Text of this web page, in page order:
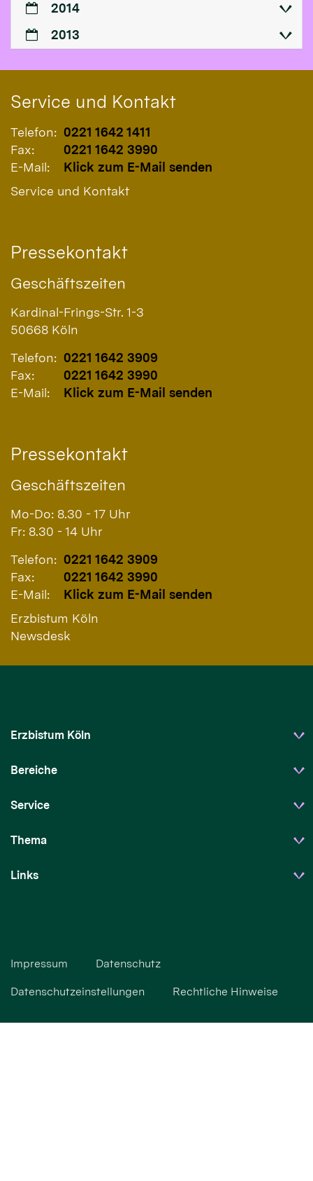
2014
2013
Service und Kontakt
Telefon: 0221 1642 1411
Fax:
0221 1642 3990
E-Mail:
Klick zum E-Mail senden
Service und Kontakt
Pressekontakt
Geschäftszeiten
Kardinal-Frings-Str. 1-3
50668 Köln
Telefon: 0221 1642 3909
Fax:
0221 1642 3990
E-Mail:
Klick zum E-Mail senden
Pressekontakt
Geschäftszeiten
Mo-Do: 8.30 - 17 Uhr
Fr: 8.30 - 14 Uhr
Telefon: 0221 1642 3909
Fax:
0221 1642 3990
E-Mail:
Klick zum E-Mail senden
Erzbistum Köln
Newsdesk
Erzbistum Köln
Bereiche
Service
Thema
Links
Impressum Datenschutz
Datenschutzeinstellungen Rechtliche Hinweise